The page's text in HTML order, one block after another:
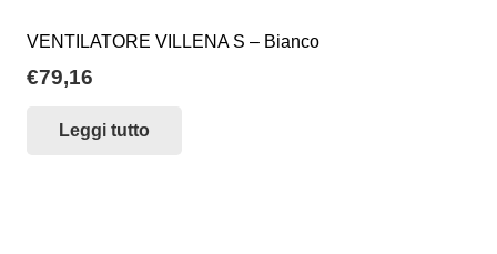
VENTILATORE VILLENA S – Bianco
€79,16
Leggi tutto